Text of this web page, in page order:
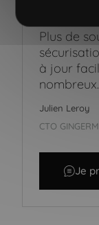
Plus de
à jour
nombreux.
Julien Leroy
CTO
Je